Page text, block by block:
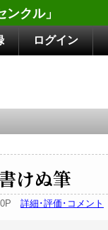
クル」
ログイン
けぬ筆
詳細･評価･コメント